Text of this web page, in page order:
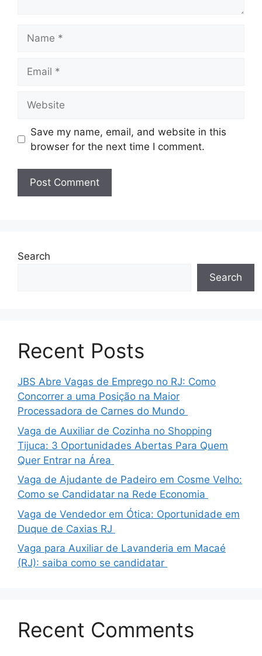
Save my name, email, and website in this
browser for the next time I comment.
Search
Search
Recent Posts
JBS Abre Vagas de Emprego no RJ: Como
Concorrer a uma Posição na Maior
Processadora de Carnes do Mundo
Vaga de Auxiliar de Cozinha no Shopping
Tijuca: 3 Oportunidades Abertas Para Quem
Quer Entrar na Área
Vaga de Ajudante de Padeiro em Cosme Velho:
Como se Candidatar na Rede Economia
Vaga de Vendedor em Ótica: Oportunidade em
Duque de Caxias RJ
Vaga para Auxiliar de Lavanderia em Macaé
(RJ): saiba como se candidatar
Recent Comments